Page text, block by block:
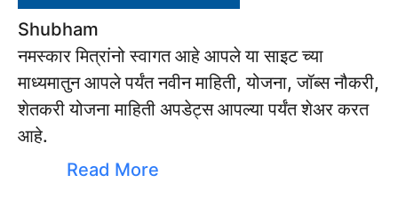
Shubham
नमस्कार मित्रांनो स्वागत आहे आपले या साइट च्या
माध्यमातुन आपले पर्यंत नवीन माहिती, योजना, जॉब्स नौकरी,
शेतकरी योजना माहिती अपडेट्स आपल्या पर्यंत शेअर करत
आहे.
Read More